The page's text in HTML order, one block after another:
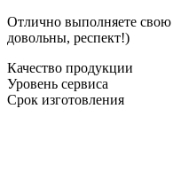
Отлично выполняете свою
довольны, респект!)
Качество продукции
Уровень сервиса
Срок изготовления